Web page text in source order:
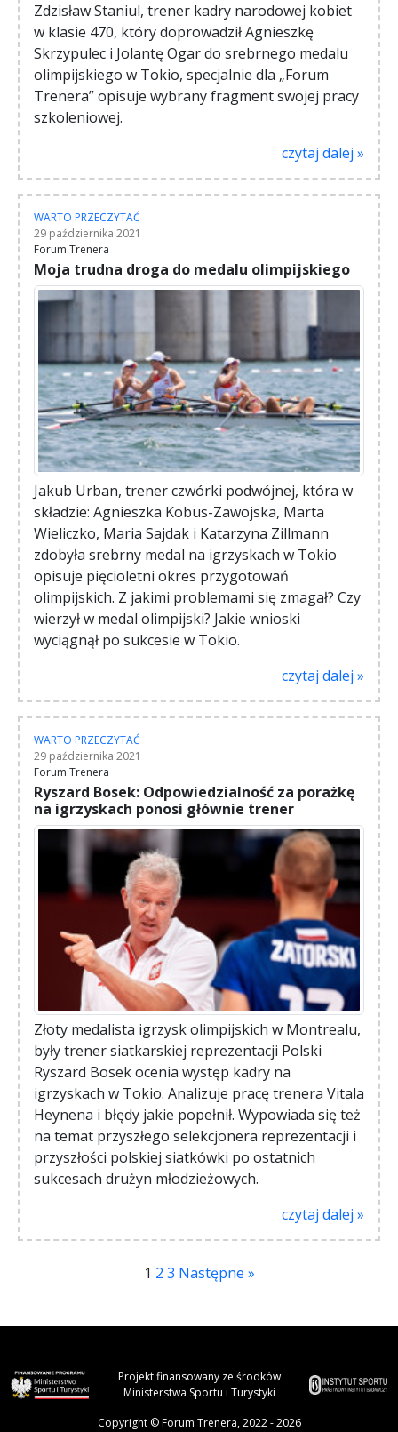
Zdzisław Staniul, trener kadry narodowej kobiet
w klasie 470, który doprowadził Agnieszkę
Skrzypulec i Jolantę Ogar do srebrnego medalu
olimpijskiego w Tokio, specjalnie dla „Forum
Trenera” opisuje wybrany fragment swojej pracy
szkoleniowej.
czytaj dalej »
WARTO PRZECZYTAĆ
29 października 2021
Forum Trenera
Moja trudna droga do medalu olimpijskiego
Jakub Urban, trener czwórki podwójnej, która w
składzie: Agnieszka Kobus-Zawojska, Marta
Wieliczko, Maria Sajdak i Katarzyna Zillmann
zdobyła srebrny medal na igrzyskach w Tokio
opisuje pięcioletni okres przygotowań
olimpijskich. Z jakimi problemami się zmagał? Czy
wierzył w medal olimpijski? Jakie wnioski
wyciągnął po sukcesie w Tokio.
czytaj dalej »
WARTO PRZECZYTAĆ
29 października 2021
Forum Trenera
Ryszard Bosek: Odpowiedzialność za porażkę
na igrzyskach ponosi głównie trener
Złoty medalista igrzysk olimpijskich w Montrealu,
były trener siatkarskiej reprezentacji Polski
Ryszard Bosek ocenia występ kadry na
igrzyskach w Tokio. Analizuje pracę trenera Vitala
Heynena i błędy jakie popełnił. Wypowiada się też
na temat przyszłego selekcjonera reprezentacji i
przyszłości polskiej siatkówki po ostatnich
sukcesach drużyn młodzieżowych.
czytaj dalej »
1 2 3 Następne »
Projekt finansowany ze środków
Ministerstwa Sportu i Turystyki
Copyright © Forum Trenera, 2022 - 2026